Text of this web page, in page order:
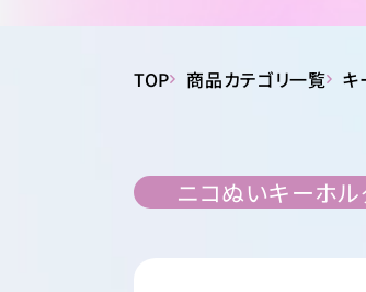
TOP 商品カテゴリ一覧 キ
ニコぬいキーホル